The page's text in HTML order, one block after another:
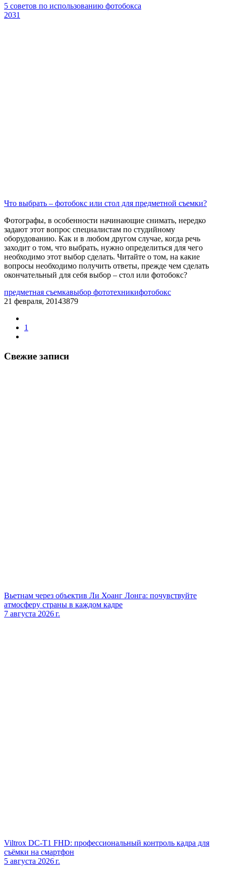
5 советов по использованию фотобокса
2031
Что выбрать – фотобокс или стол для предметной съемки?
Фотографы, в особенности начинающие снимать, нередко
задают этот вопрос специалистам по студийному
оборудованию. Как и в любом другом случае, когда речь
заходит о том, что выбрать, нужно определиться для чего
необходимо этот выбор сделать. Читайте о том, на какие
вопросы необходимо получить ответы, прежде чем сделать
окончательный для себя выбор – стол или фотобокс?
предметная съемкавыбор фототехникифотобокс
21 февраля, 20143879
1
Свежие записи
Вьетнам через объектив Ли Хоанг Лонга: почувствуйте
атмосферу страны в каждом кадре
7 августа 2026 г.
Viltrox DC‑T1 FHD: профессиональный контроль кадра для
съёмки на смартфон
5 августа 2026 г.